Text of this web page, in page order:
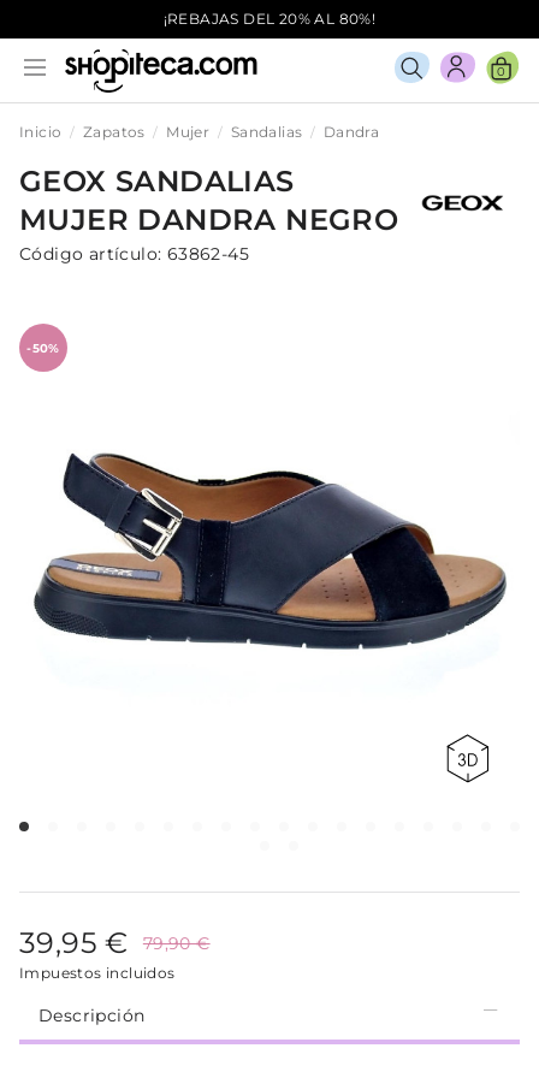
¡REBAJAS DEL 20% AL 80%!
0
Inicio Zapatos Mujer Sandalias Dandra
GEOX SANDALIAS
MUJER DANDRA NEGRO
Código artículo: 63862-45
-50%
39,95 € 79,90 €
Impuestos incluidos
Descripción